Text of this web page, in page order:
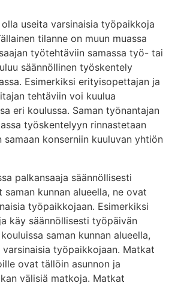
useita varsinaisia työpaikkoja
tilanne on muun muassa
työtehtäviin samassa työ- tai
säännöllinen työskentely
Esimerkiksi erityisopettajan ja
tehtäviin voi kuulua
eri koulussa. Saman työnantajan
työskentelyyn rinnastetaan
konserniin kuuluvan yhtiön
palkansaaja säännöllisesti
kunnan alueella, ne ovat
työpaikkojaan. Esimerkiksi
käy säännöllisesti työpäivän
saman kunnan alueella,
työpaikkojaan. Matkat
ovat tällöin asunnon ja
välisiä matkoja. Matkat